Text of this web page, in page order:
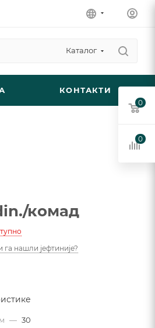
Каталог
КОНТАКТИ
/комад
га нашли јефтиније?
— 30
0
0